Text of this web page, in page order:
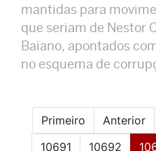
mantidas para
que seriam de Nestor
Baiano, apontados
no esquema de
Primeiro Anterior
10691
10692